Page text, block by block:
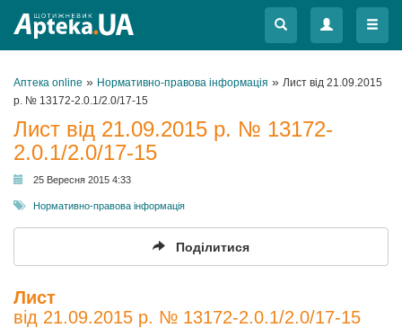
Меню
Меню
Аптека online » Нормативно-правова інформація » Лист від 21.09.2015
р. № 13172-2.0.1/2.0/17-15
Лист від 21.09.2015 р. № 13172-
2.0.1/2.0/17-15
25 Вересня 2015 4:33
Нормативно-правова інформація
Поділитися
Лист
від 21.09.2015 р. № 13172-2.0.1/2.0/17-15